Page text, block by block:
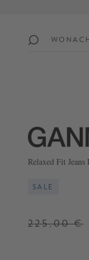
UP
TO
60%
NEW
Relaxed Fit Jeans
SALE
225,00 €